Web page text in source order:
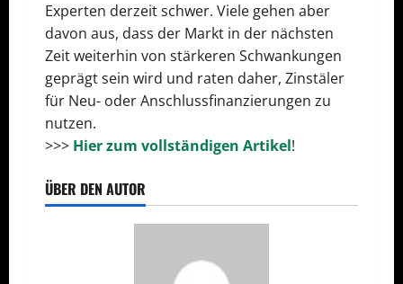
Experten derzeit schwer. Viele gehen aber
davon aus, dass der Markt in der nächsten
Zeit weiterhin von stärkeren Schwankungen
geprägt sein wird und raten daher, Zinstäler
für Neu- oder Anschlussfinanzierungen zu
nutzen.
>>> Hier zum vollständigen Artikel!
ÜBER DEN AUTOR